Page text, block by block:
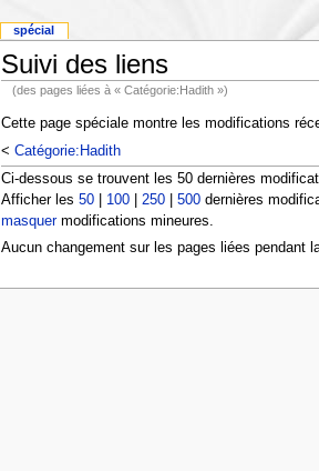
Suivi des liens
(des pages liées à « Catégorie:Hadith »)
Cette page spéciale montre les modifications
< Catégorie:Hadith
Ci-dessous se trouvent les 50 dernières
Afficher les 50| 100| 250| 500dernières
masquermodifications mineures.
Aucun changement sur les pages liées pendant
spécial